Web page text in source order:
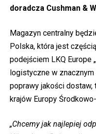
doradcza Cushman &
Magazyn centralny
Polska, która jest
podejściem LKQ Europe
logistyczne w
poprawy jakości
krajów Europy
„Chcemy jak najlepiej